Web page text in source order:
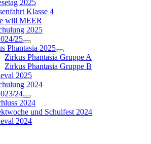
2025
Klasse 4
will MEER
2025
25
Phantasia 2025
Zirkus Phantasia Gruppe A
Zirkus Phantasia Gruppe B
2025
2024
24
2024
und Schulfest 2024
2024